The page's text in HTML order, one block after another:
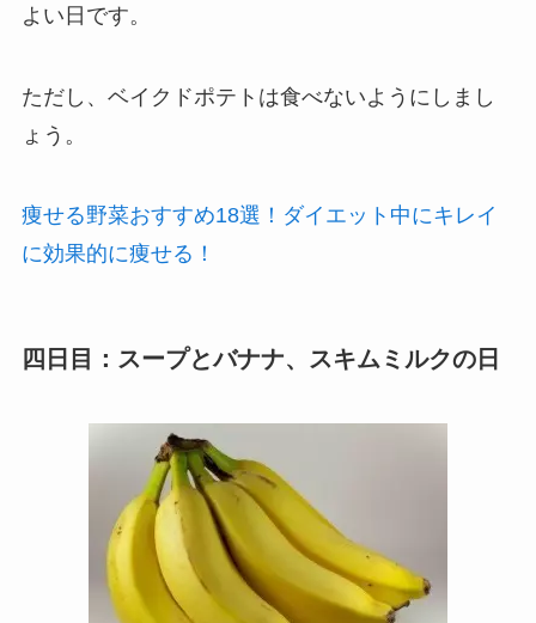
よい日です。
ただし、ベイクドポテトは食べないようにしまし
ょう。
痩せる野菜おすすめ18選！ダイエット中にキレイ
に効果的に痩せる！
四日目：スープとバナナ、スキムミルクの日